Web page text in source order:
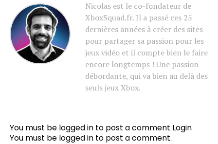
Nicolas est le co-fondateur de
XboxSquad.fr. Il a passé ces 25
dernières années à créer des sites
pour partager sa passion pour les
jeux vidéo et il compte bien le faire
encore longtemps ! Une passion
débordante, qui va bien au delà des
seuls jeux Xbox.
You must be logged in to post a comment Login
You must be logged in to post a comment.